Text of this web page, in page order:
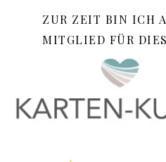
ZUR ZEIT BIN ICH
MITGLIED FÜR